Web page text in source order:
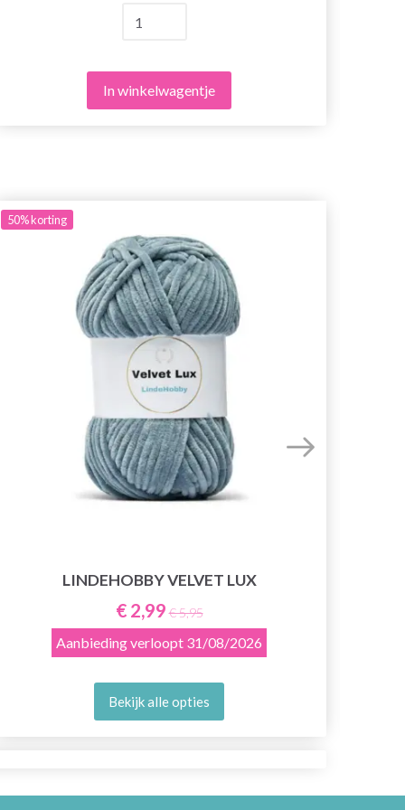
In winkelwagentje
50%korting
LINDEHOBBY VELVET LUX
€ 2,99 € 5,95
Aanbieding verloopt 31/08/2026
Bekijk alle opties